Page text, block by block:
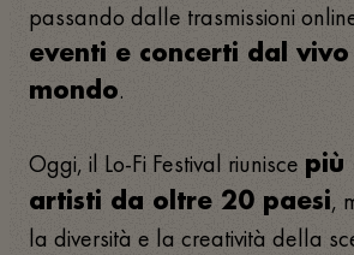
passando dalle trasmissioni
eventi e concerti dal
mondo.
Oggi, il Lo-Fi Festival riunisce più
artisti da oltre 20 paesi,
la diversità e la creatività della